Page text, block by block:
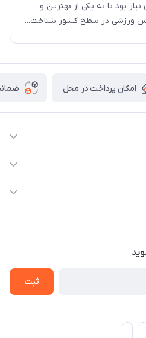
بود تا به یکی از بهترین و
ورزشی در سطح کشور شناخت...
امکان پرداخت در محل
ثبت